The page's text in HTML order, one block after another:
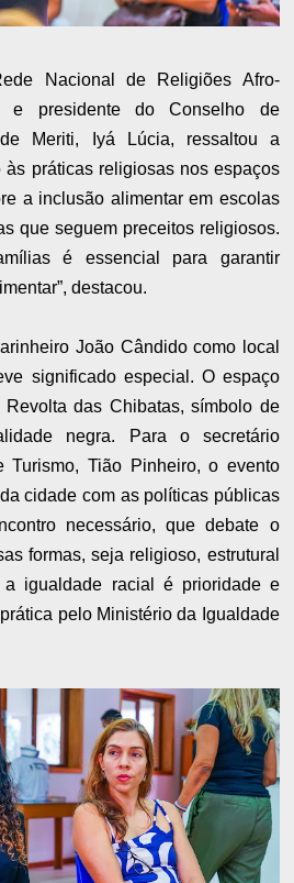
Nacional de Religiões Afro-
e presidente do Conselho de
Meriti, Iyá Lúcia, ressaltou a
às práticas religiosas nos espaços
a inclusão alimentar em escolas
que seguem preceitos religiosos.
é essencial para garantir
destacou.
João Cândido como local
significado especial. O espaço
das Chibatas, símbolo de
negra. Para o secretário
Turismo, Tião Pinheiro, o evento
cidade com as políticas públicas
necessário, que debate o
formas, seja religioso, estrutural
igualdade racial é prioridade e
pelo Ministério da Igualdade